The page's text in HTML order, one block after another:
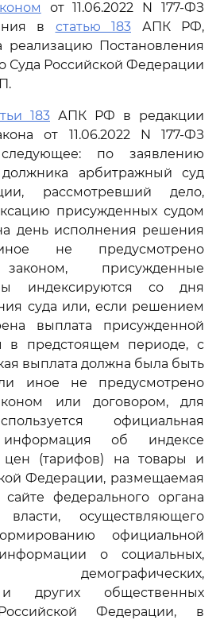
от 11.06.2022 N 177-ФЗ
в статью 183 АПК РФ,
реализацию Постановления
Суда Российской Федерации
183 АПК РФ в редакции
от 11.06.2022 N 177-ФЗ
по заявлению
арбитражный суд
рассмотревший дело,
присужденных судом
день исполнения решения
не предусмотрено
присужденные
индексируются со дня
суда или, если решением
выплата присужденной
в предстоящем периоде, с
выплата должна была быть
иное не предусмотрено
или договором, для
официальная
информация об индексе
цен (тарифов) на товары и
Федерации, размещаемая
федерального органа
власти, осуществляющего
официальной
информации о социальных,
демографических,
и других общественных
Федерации, в